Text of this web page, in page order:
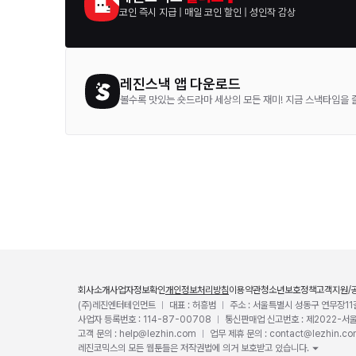
코인 즉시 지급 매일 코인 할인 성인작 감상
레진스낵 앱 다운로드
볼수록 맛있는 숏드라마 세상의 모든 재미! 지금 스낵타임을
회사소개사업자정보확인개인정보처리방침이용약관청소년보호정책고객지원/
(주)레진엔터테인먼트
대표 : 허흥범
주소 : 서울특별시 성동구 연무장
사업자 등록번호 : 114-87-00708
통신판매업 신고번호 : 제2022-
고객 문의 : help@lezhin.com
업무 제휴 문의 :
레진코믹스의 모든 웹툰들은 저작권법에 의거 보호받고 있습니다.